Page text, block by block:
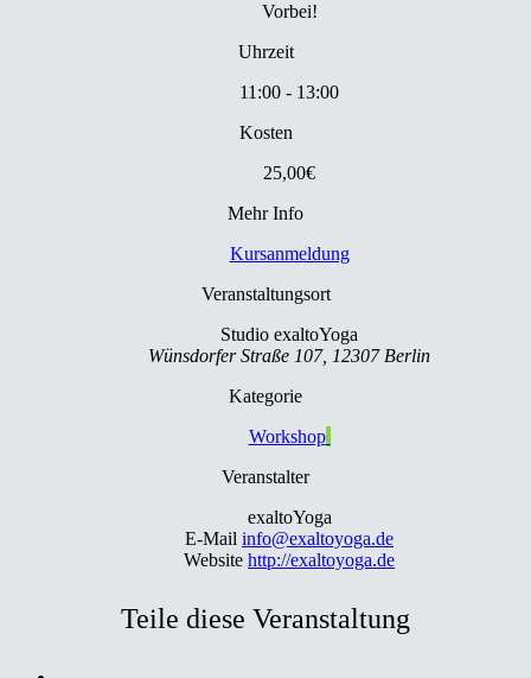
Vorbei!
Uhrzeit
11:00 - 13:00
Kosten
25,00€
Mehr Info
Kursanmeldung
Veranstaltungsort
Studio exaltoYoga
Wünsdorfer Straße 107, 12307 Berlin
Kategorie
Workshop
Veranstalter
exaltoYoga
E-Mail info@exaltoyoga.de
Website http://exaltoyoga.de
Teile diese Veranstaltung